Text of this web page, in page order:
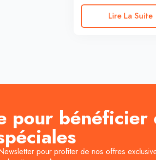
Lire La Suite
pour bénéficier
pour profiter de nos offres